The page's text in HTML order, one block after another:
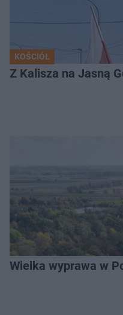
KOŚCIÓŁ
Z Kalisza na Jasną
Wielka wyprawa w